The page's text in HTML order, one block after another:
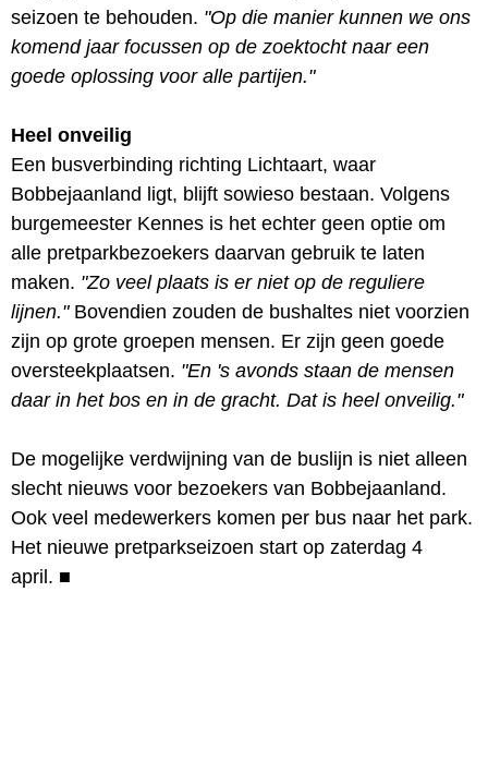
seizoen te behouden. "Op die manier kunnen we ons
komend jaar focussen op de zoektocht naar een
goede oplossing voor alle partijen."
Heel onveilig
Een busverbinding richting Lichtaart, waar
Bobbejaanland ligt, blijft sowieso bestaan. Volgens
burgemeester Kennes is het echter geen optie om
alle pretparkbezoekers daarvan gebruik te laten
maken. "Zo veel plaats is er niet op de reguliere
lijnen."Bovendien zouden de bushaltes niet voorzien
zijn op grote groepen mensen. Er zijn geen goede
oversteekplaatsen. "En 's avonds staan de mensen
daar in het bos en in de gracht. Dat is heel onveilig."
De mogelijke verdwijning van de buslijn is niet alleen
slecht nieuws voor bezoekers van Bobbejaanland.
Ook veel medewerkers komen per bus naar het park.
Het nieuwe pretparkseizoen start op zaterdag 4
april. ■